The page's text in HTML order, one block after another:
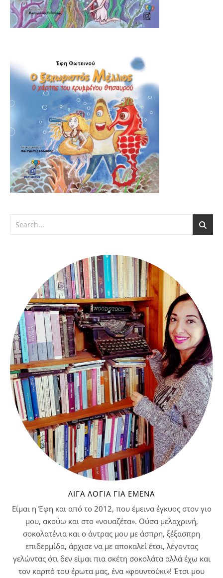
ΛΊΓΑ ΛΌΓΙΑ ΓΙΑ ΕΜΈΝΑ
Είμαι η Έφη και από το 2012, που έμεινα έγκυος στον γιο
μου, ακούω και στο «νουαζέτα». Ούσα μελαχρινή,
σοκολατένια και ο άντρας μου με άσπρη, ξέξασπρη
επιδερμίδα, άρχισε να με αποκαλεί έτσι, λέγοντας
γελώντας ότι δεν είμαι πια σκέτη σοκολάτα αλλά έχω και
τον καρπό του έρωτα μας, ένα «φουντούκι»! Έτσι μου